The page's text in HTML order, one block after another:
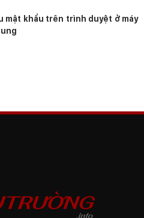
mật khẩu trên trình duyệt ở máy